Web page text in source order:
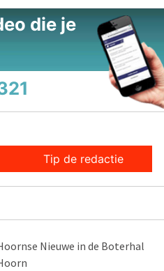
die je
Tip de redactie
Nieuwe in de Boterhal